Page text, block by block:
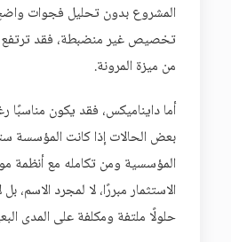
المشروع بدون تحليل فجوات
تخصيص غير منضبطة، فقد ترتفع
من ميزة المرونة.
أما دايناميكس، فقد يكون مناسبًا
بعض الحالات إذا كانت المؤسسة
المؤسسية ومن تكامله مع أنظمة
الاستثمار مبررًا، لا لمجرد الاسم،
حلولًا ملتفة ومكلفة على المدى